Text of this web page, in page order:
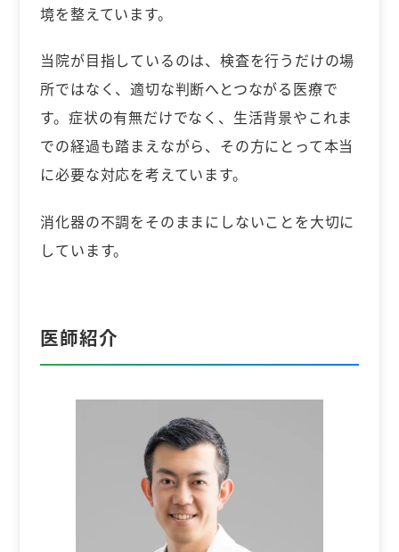
境を整えています。
当院が目指しているのは、検査を行うだけの場
所ではなく、適切な判断へとつながる医療で
す。症状の有無だけでなく、生活背景やこれま
での経過も踏まえながら、その方にとって本当
に必要な対応を考えています。
消化器の不調をそのままにしないことを大切に
しています。
医師紹介